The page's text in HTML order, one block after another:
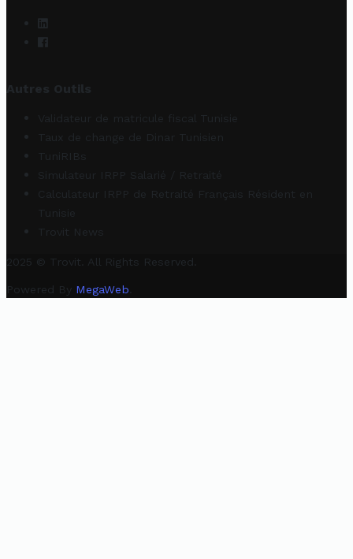
Autres Outils
Validateur de matricule fiscal Tunisie
Taux de change de Dinar Tunisien
TuniRIBs
Simulateur IRPP Salarié / Retraité
Calculateur IRPP de Retraité Français Résident en
Tunisie
Trovit News
2025 © Trovit. All Rights Reserved.
Powered By MegaWeb